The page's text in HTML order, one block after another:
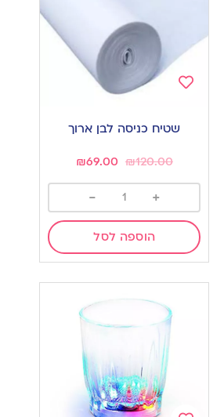
wishlist
שטיח כניסה לבן ארוך
₪120.00
₪69.00
+
-
הוספה לסל